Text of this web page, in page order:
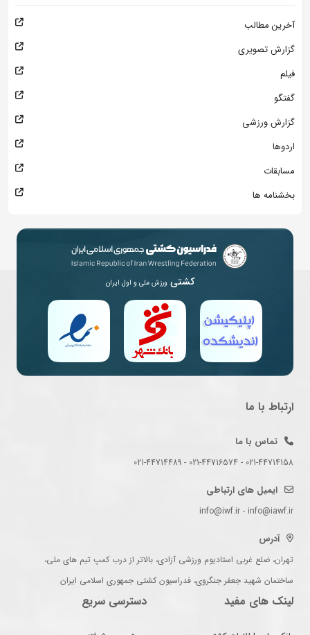
آخرین مطالب
گزارش تصویری
فیلم
گفتگو
گزارش ورزشی
اردوها
مسابقات
بخشنامه ها
کشتی ورزش ملی و اول ایران
ارتباط با ما
تماس با ما
021-44714158 - 021-44716574 - 021-44714489
ایمیل های ارتباطی
info@iwf.ir - info@iawf.ir
آدرس
تهران، ضلع غربی استادیوم ورزشی آزادی، بالاتر از درب کمپ تیم های ملی،
ساختمان شهید جعفر جنگروی، فدراسیون کشتی جمهوری اسلامی ایران
لینک های مفید دسترسی سریع